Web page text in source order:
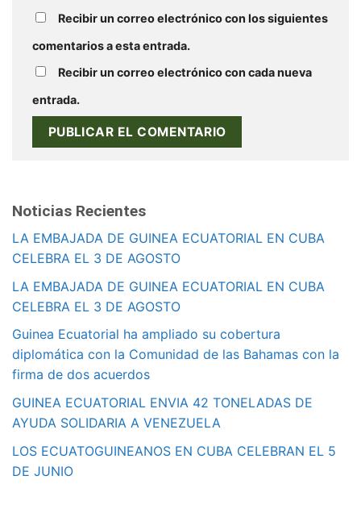
Recibir un correo electrónico con los siguientes
comentarios a esta entrada.
Recibir un correo electrónico con cada nueva
entrada.
Noticias Recientes
LA EMBAJADA DE GUINEA ECUATORIAL EN CUBA
CELEBRA EL 3 DE AGOSTO
LA EMBAJADA DE GUINEA ECUATORIAL EN CUBA
CELEBRA EL 3 DE AGOSTO
Guinea Ecuatorial ha ampliado su cobertura
diplomática con la Comunidad de las Bahamas con la
firma de dos acuerdos
GUINEA ECUATORIAL ENVIA 42 TONELADAS DE
AYUDA SOLIDARIA A VENEZUELA
LOS ECUATOGUINEANOS EN CUBA CELEBRAN EL 5
DE JUNIO